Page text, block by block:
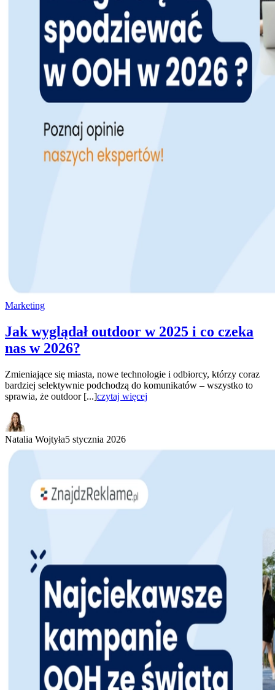
Marketing
Jak wyglądał outdoor w 2025 i co czeka
nas w 2026?
Zmieniające się miasta, nowe technologie i odbiorcy, którzy coraz
bardziej selektywnie podchodzą do komunikatów – wszystko to
sprawia, że outdoor [...]czytaj więcej
Natalia Wojtyła5 stycznia 2026